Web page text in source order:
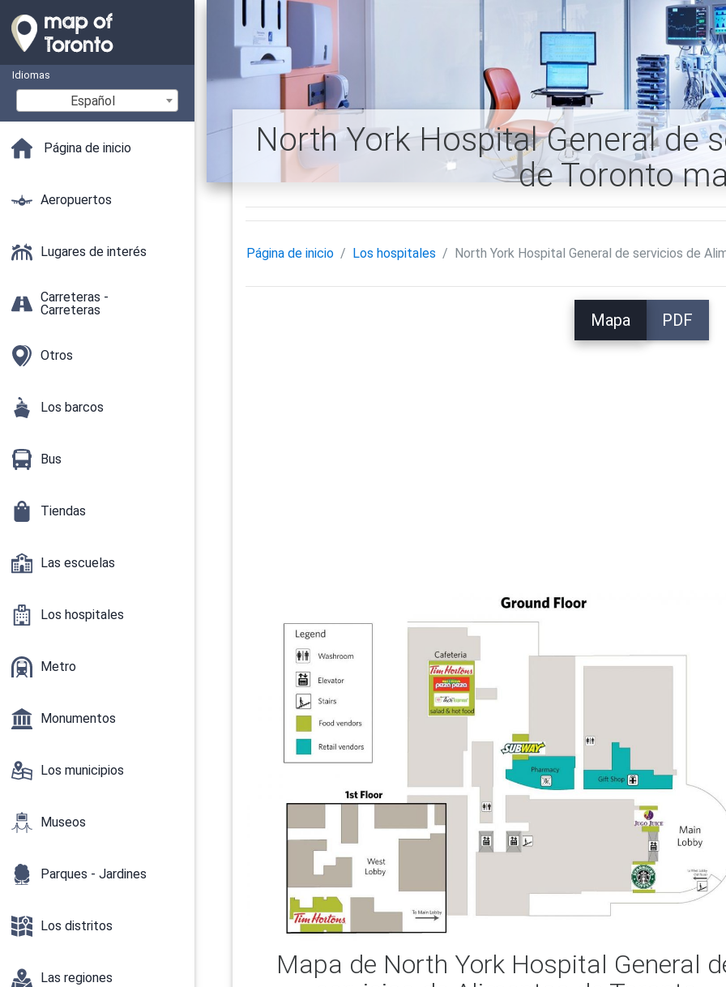
Idiomas
Español
Página de inicio
Aeropuertos
Lugares de interés
Carreteras -
Carreteras
Otros
Los barcos
Bus
Tiendas
Las escuelas
Los hospitales
Metro
Monumentos
Los municipios
Museos
Parques - Jardines
Los distritos
Las regiones
North York Hospital General de
de Toronto
Página de inicio Los hospitales North York Hospital General de servicios de
Mapa PDF
Mapa de North York Hospital General